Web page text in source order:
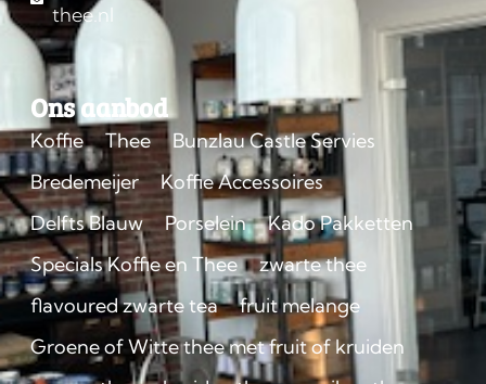
thee.nl
Ons aanbod
Koffie Thee
Bunzlau Castle Servies
Bredemeijer
Koffie Accessoires
Delfts Blauw
Porselein
Kado Pakketten
Specials Koffie en Thee
zwarte thee
flavoured zwarte tea
fruit melange
Groene of Witte thee met fruit of kruiden